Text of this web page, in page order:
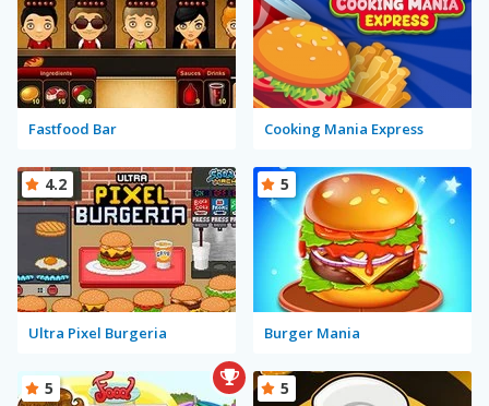
Fastfood Bar Cooking Mania Express
Ultra Pixel Burgeria
4.2
Burger Mania
5
5 5